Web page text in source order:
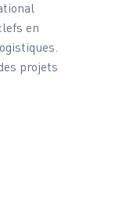
en
projets